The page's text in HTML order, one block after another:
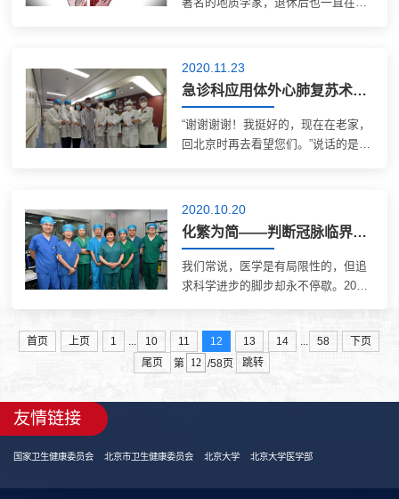
硬朗，耳聪目明。但这两年的健康状
况却急转直下，夜里睡觉总是间断地
喘憋，白...
2020.11.23
急诊科应用体外心肺复苏术联合亚低温技术成功救治顽固性室颤患者
“谢谢谢谢！我挺好的，现在在老家，
回北京时再去看望您们。”说话的是一
名），11月24日接到急诊科回访电
话，他十分激动。小龙完全康复的消
息，让急...
2020.10.20
化繁为简——判断冠脉临界病变是否需要放支架的新方法【2020医疗技术创新二等奖】
我们常说，医学是有局限性的，但追
求科学进步的脚步却永不停歇。2020
为常规技术普及应用。新技术带来新
的希望，让我们来看看这些技术都有
首页 上页 1 10 11 12 13 14 58
下页
尾页
第 /58页 跳转
友情链接
国家卫生健康委员会 北京市卫生健康委员会 北京大学 北京大学医学部